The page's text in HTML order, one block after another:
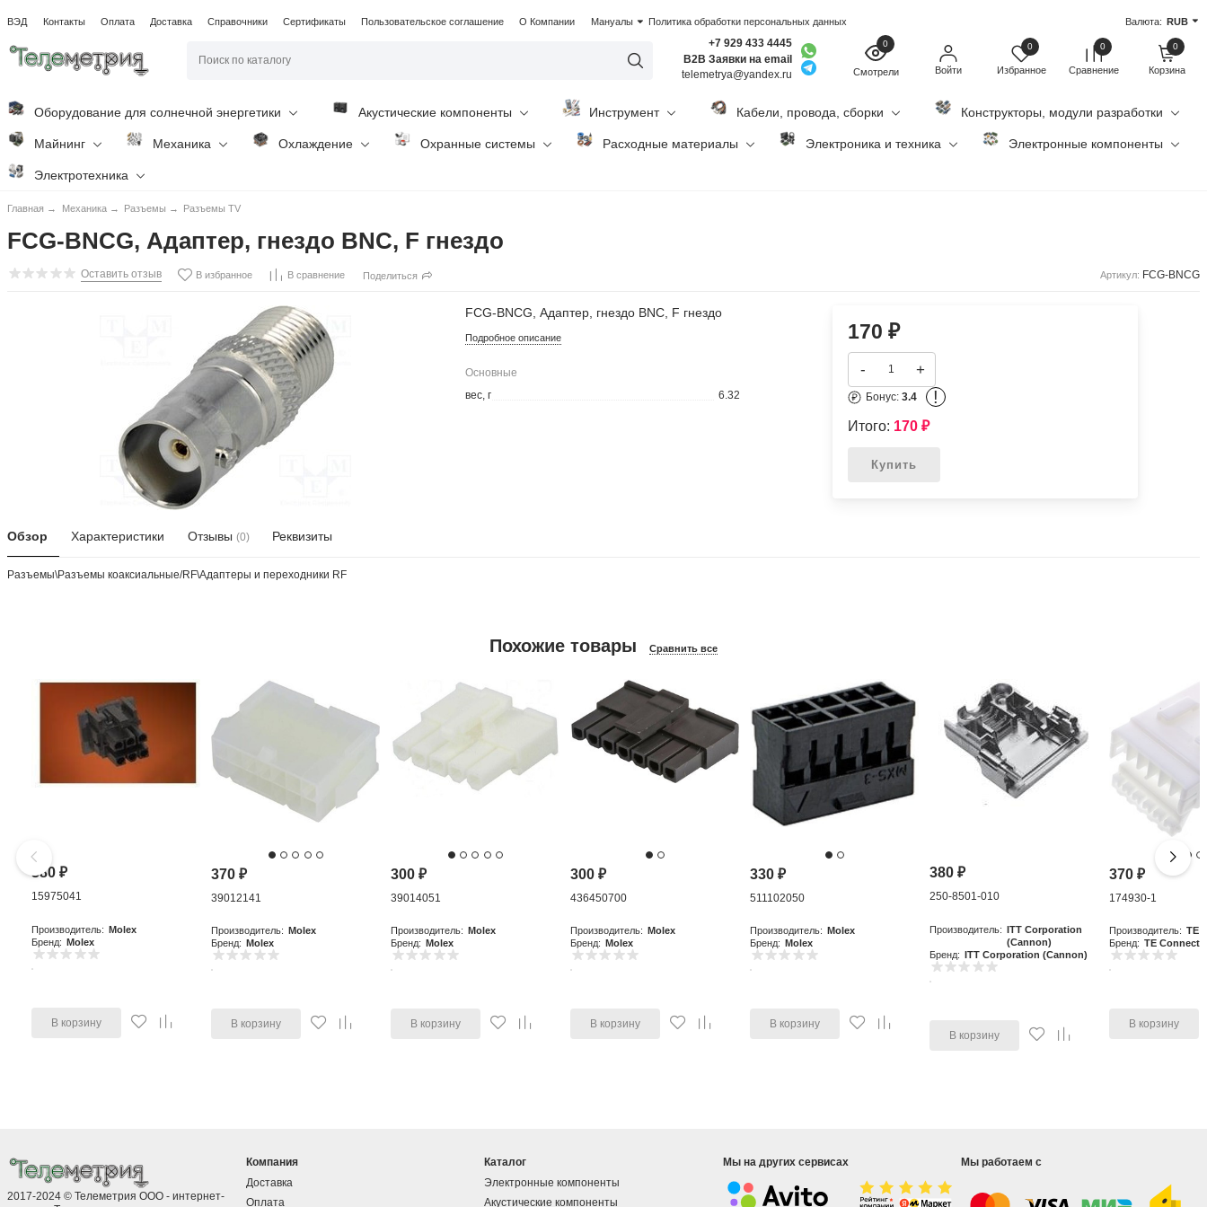
ВЭД Контакты Оплата Доставка Справочники Сертификаты Пользовательское соглашение О Компании Мануалы Политика обработки персональных данных Валюта: RUB
+7 929 433 4445
B2B Заявки на email
telemetrya@yandex.ru
0
Смотрели Войти
0
Избранное
0
Сравнение
0
Корзина
Оборудование для солнечной энергетики Акустические компоненты Инструмент Кабели, провода, сборки Конструкторы, модули разработки
Майнинг Механика Охлаждение Охранные системы Расходные материалы Электроника и техника Электронные компоненты
Электротехника
Главная → Механика → Разъемы → Разъемы TV
FCG-BNCG, Адаптер, гнездо BNC, F гнездо
Оставить отзыв В избранное В сравнение Поделиться Артикул: FCG-BNCG
FCG-BNCG, Адаптер, гнездо BNC, F гнездо
Подробное описание
Основные
вес, г
6.32
170 ₽
- +
Бонус: 3.4 !
Итого: 170 ₽
Купить
Обзор Характеристики Отзывы (0) Реквизиты
Разъeмы\Разъeмы коаксиальные/RF\Адаптеры и переходники RF
Похожие товары Сравнить все
380₽
15975041
Производитель: Molex
Бренд: Molex
В корзину
370₽
39012141
Производитель: Molex
Бренд: Molex
В корзину
300₽
39014051
Производитель: Molex
Бренд: Molex
В корзину
300₽
436450700
Производитель: Molex
Бренд: Molex
В корзину
330₽
511102050
Производитель: Molex
Бренд: Molex
В корзину
380₽
250-8501-010
Производитель: ITT Corporation
(Cannon)
Бренд: ITT Corporation (Cannon)
В корзину
370₽
174930-1
Производитель: TE
Бренд: TE
В корзину
2017-2024 © Телеметрия ООО - интернет-
Компания
Доставка
Оплата
Каталог
Электронные компоненты
Акустические компоненты
Мы на других сервисах Мы работаем с